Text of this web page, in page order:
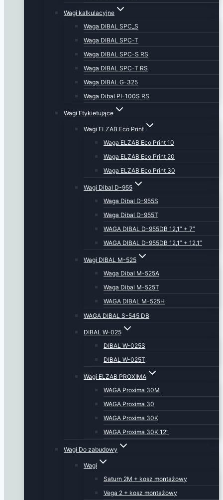
Wagi kalkulacyjne
Waga DIBAL SPC_S
Waga DIBAL SPC-T
Waga DIBAL SPC-S RS
Waga DIBAL SPC-T RS
Waga DIBAL G-325
Waga Dibal PI-100S RS
Wagi Etykietujące
Wagi ELZAB Eco Print
Waga ELZAB Eco Print 10
Waga ELZAB Eco Print 20
Waga ELZAB Eco Print 30
Wagi Dibal D-955
Waga Dibal D-955S
Waga Dibal D-955T
WAGA DIBAL D-955DB 12,1” + 7”
WAGA DIBAL D-955DB 12,1” + 12,1”
Wagi DIBAL M-525
Waga Dibal M-525A
Waga Dibal M-525T
WAGA DIBAL M-525H
WAGA DIBAL S-545 DB
DIBAL W-025
DIBAL W-025S
DIBAL W-025T
Wagi ELZAB PROXIMA
WAGA Proxima 30M
WAGA Proxima 30
WAGA Proxima 30K
WAGA Proxima 30K 12”
Wagi Do zabudowy
Wagi
Saturn 2M + kosz montażowy
Vega 2 + kosz montażowy